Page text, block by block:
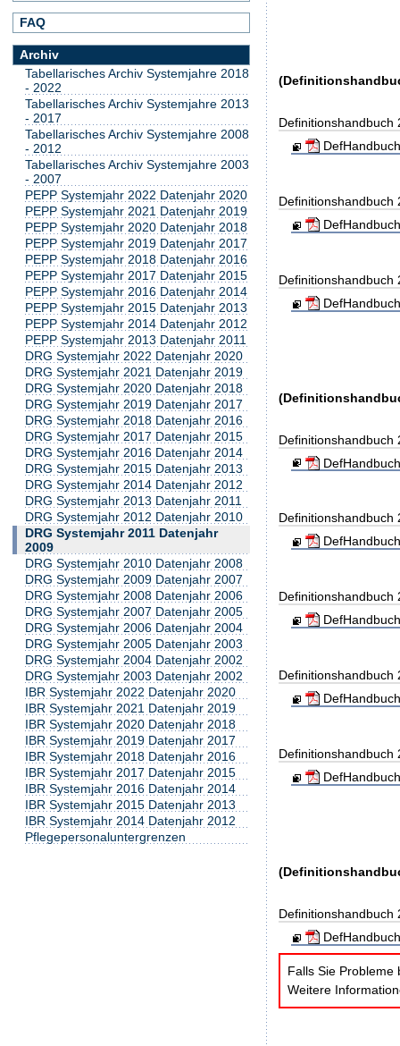
Definitionshandbuch
Definitionshandbuch
Definitionshandbuch
Definitionshandbuch
Definitionshandbuch
Definitionshandbuch
Definitionshandbuch
Definitionshandbuch
Definitionshandbuch
Falls Sie Probleme
Weitere
FAQ
Archiv
Tabellarisches Archiv Systemjahre 2018
- 2022
Tabellarisches Archiv Systemjahre 2013
- 2017
Tabellarisches Archiv Systemjahre 2008
- 2012
Tabellarisches Archiv Systemjahre 2003
- 2007
PEPP Systemjahr 2022 Datenjahr 2020
PEPP Systemjahr 2021 Datenjahr 2019
PEPP Systemjahr 2020 Datenjahr 2018
PEPP Systemjahr 2019 Datenjahr 2017
PEPP Systemjahr 2018 Datenjahr 2016
PEPP Systemjahr 2017 Datenjahr 2015
PEPP Systemjahr 2016 Datenjahr 2014
PEPP Systemjahr 2015 Datenjahr 2013
PEPP Systemjahr 2014 Datenjahr 2012
PEPP Systemjahr 2013 Datenjahr 2011
DRG Systemjahr 2022 Datenjahr 2020
DRG Systemjahr 2021 Datenjahr 2019
DRG Systemjahr 2020 Datenjahr 2018
DRG Systemjahr 2019 Datenjahr 2017
DRG Systemjahr 2018 Datenjahr 2016
DRG Systemjahr 2017 Datenjahr 2015
DRG Systemjahr 2016 Datenjahr 2014
DRG Systemjahr 2015 Datenjahr 2013
DRG Systemjahr 2014 Datenjahr 2012
DRG Systemjahr 2013 Datenjahr 2011
DRG Systemjahr 2012 Datenjahr 2010
DRG Systemjahr 2011 Datenjahr
2009
DRG Systemjahr 2010 Datenjahr 2008
DRG Systemjahr 2009 Datenjahr 2007
DRG Systemjahr 2008 Datenjahr 2006
DRG Systemjahr 2007 Datenjahr 2005
DRG Systemjahr 2006 Datenjahr 2004
DRG Systemjahr 2005 Datenjahr 2003
DRG Systemjahr 2004 Datenjahr 2002
DRG Systemjahr 2003 Datenjahr 2002
IBR Systemjahr 2022 Datenjahr 2020
IBR Systemjahr 2021 Datenjahr 2019
IBR Systemjahr 2020 Datenjahr 2018
IBR Systemjahr 2019 Datenjahr 2017
IBR Systemjahr 2018 Datenjahr 2016
IBR Systemjahr 2017 Datenjahr 2015
IBR Systemjahr 2016 Datenjahr 2014
IBR Systemjahr 2015 Datenjahr 2013
IBR Systemjahr 2014 Datenjahr 2012
Pflegepersonaluntergrenzen